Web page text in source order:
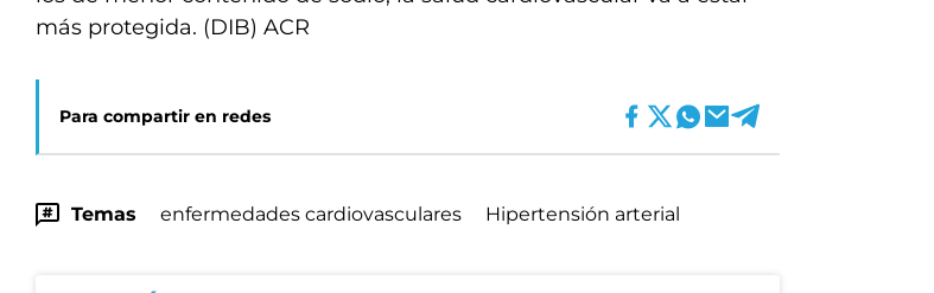
más protegida. (DIB) ACR
Para compartir en redes
Temas enfermedades cardiovasculares Hipertensión arterial